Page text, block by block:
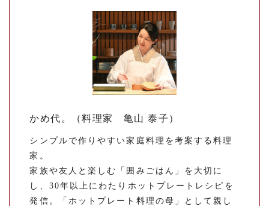
かめ代。（料理家 亀山 泰子）
シンプルで作りやすい家庭料理を考案する料理
家。
家族や友人と楽しむ「囲みごはん」を大切に
し、30年以上にわたりホットプレートレシピを
発信。「ホットプレート料理の母」として親し